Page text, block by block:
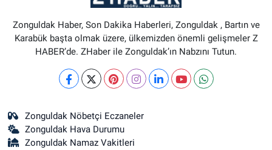
Zonguldak Haber, Son Dakika Haberleri, Zonguldak , Bartın ve
Karabük başta olmak üzere, ülkemizden önemli gelişmeler Z
HABER’de. ZHaber ile Zonguldak’ın Nabzını Tutun.
Zonguldak Nöbetçi Eczaneler
Zonguldak Hava Durumu
Zonguldak Namaz Vakitleri